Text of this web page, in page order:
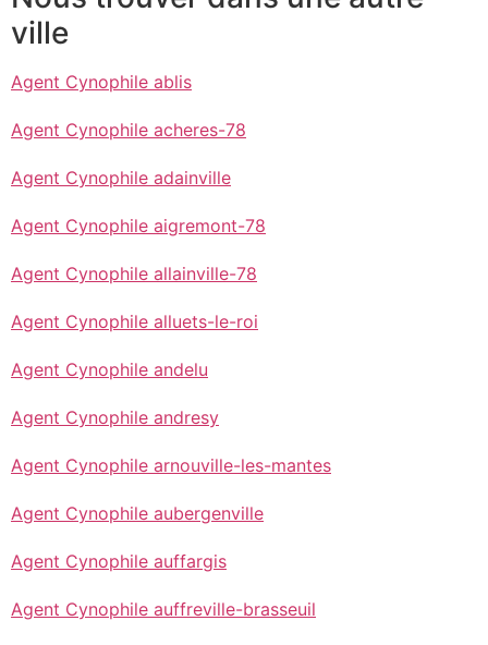
ville
Agent Cynophile ablis
Agent Cynophile acheres-78
Agent Cynophile adainville
Agent Cynophile aigremont-78
Agent Cynophile allainville-78
Agent Cynophile alluets-le-roi
Agent Cynophile andelu
Agent Cynophile andresy
Agent Cynophile arnouville-les-mantes
Agent Cynophile aubergenville
Agent Cynophile auffargis
Agent Cynophile auffreville-brasseuil